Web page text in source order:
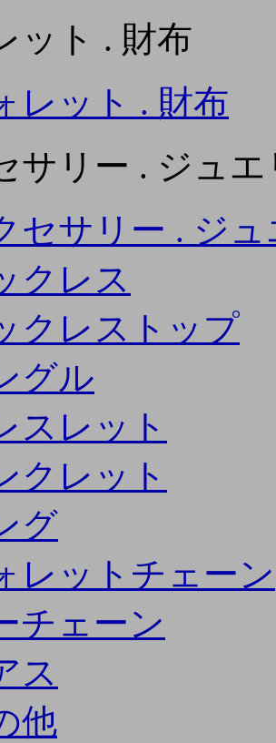
ット . 財布
レット . 財布
サリー . ジュエ
セサリー . ジ
クレス
クレストップ
グル
スレット
クレット
グ
レットチェーン
チェーン
ス
他